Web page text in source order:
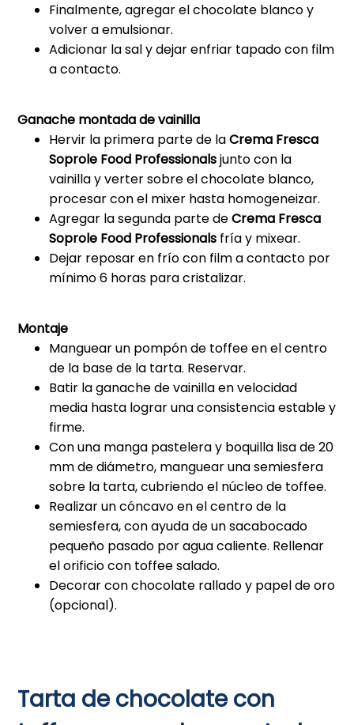
Finalmente, agregar el chocolate blanco y
volver a emulsionar.
Adicionar la sal y dejar enfriar tapado con film
a contacto.
Ganache montada de vainilla
Hervir la primera parte de laCrema Fresca
Soprole Food Professionalsjunto con la
vainilla y verter sobre el chocolate blanco,
procesar con el mixer hasta homogeneizar.
Agregar la segunda parte deCrema Fresca
Soprole Food Professionals fría y mixear.
Dejar reposar en frío con film a contacto por
mínimo 6 horas para cristalizar.
Montaje
Manguear un pompón de toffee en el centro
de la base de la tarta. Reservar.
Batir la ganache de vainilla en velocidad
media hasta lograr una consistencia estable y
firme.
Con una manga pastelera y boquilla lisa de 20
mm de diámetro, manguear una semiesfera
sobre la tarta, cubriendo el núcleo de toffee.
Realizar un cóncavo en el centro de la
semiesfera, con ayuda de un sacabocado
pequeño pasado por agua caliente. Rellenar
el orificio con toffee salado.
Decorar con chocolate rallado y papel de oro
(opcional).
Tarta de chocolate con